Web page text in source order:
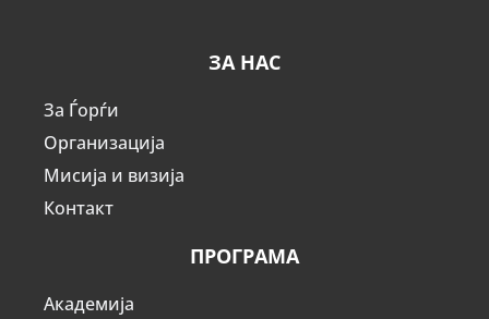
ЗА НАС
За Ѓорѓи
Организација
Мисија и визија
Контакт
ПРОГРАМА
Академија